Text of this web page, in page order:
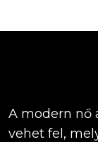
A modern nő
vehet fel,